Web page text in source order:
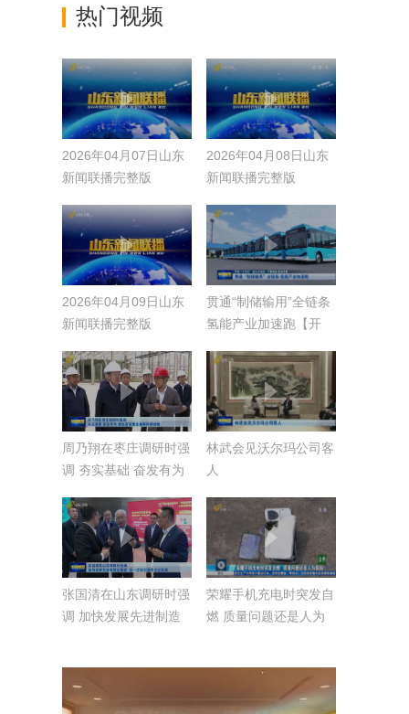
热门视频
2026年04月07日山东
新闻联播完整版
2026年04月08日山东
新闻联播完整版
2026年04月09日山东
新闻联播完整版
贯通“制储输用”全链条
氢能产业加速跑【开
·干事创业 担当尽责】
周乃翔在枣庄调研时强
调 夯实基础 奋发有为
成绩
林武会见沃尔玛公司客
人
张国清在山东调研时强
调 加快发展先进制造
荣耀手机充电时突发自
燃 质量问题还是人为